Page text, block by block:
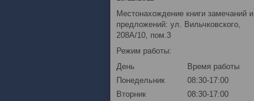
Местонахождение книги замечаний и
предложений: ул. Вильчковского,
208А/10, пом.3
Режим работы:
День
Время работы
Понедельник
08:30-17:00
Вторник
08:30-17:00